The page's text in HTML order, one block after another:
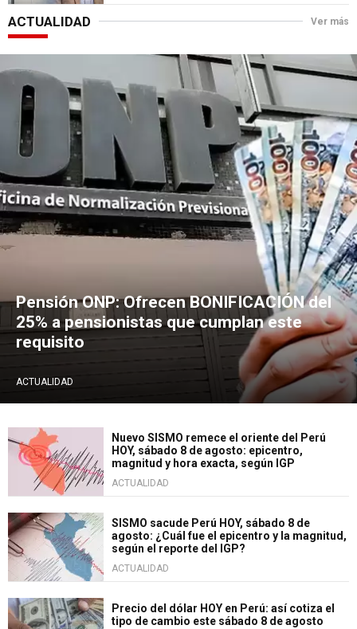
ACTUALIDAD Ver más
Pensión ONP: Ofrecen BONIFICACIÓN del
25% a pensionistas que cumplan este
requisito
ACTUALIDAD
Nuevo SISMO remece el oriente del Perú
HOY, sábado 8 de agosto: epicentro,
magnitud y hora exacta, según IGP
ACTUALIDAD
SISMO sacude Perú HOY, sábado 8 de
agosto: ¿Cuál fue el epicentro y la magnitud,
según el reporte del IGP?
ACTUALIDAD
Precio del dólar HOY en Perú: así cotiza el
tipo de cambio este sábado 8 de agosto